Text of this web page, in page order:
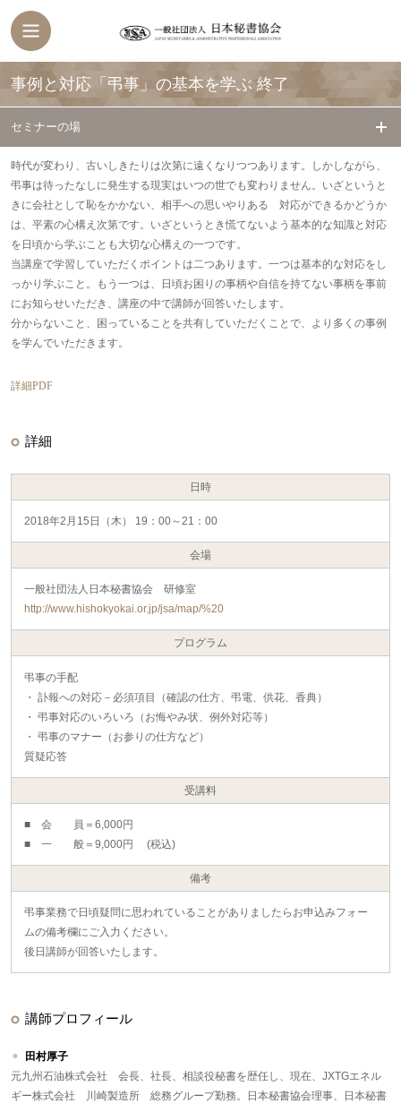
事例と対応「弔事」の基本を学ぶ 終了
セミナーの場
時代が変わり、古いしきたりは次第に遠くなりつつあります。しかしながら、
弔事は待ったなしに発生する現実はいつの世でも変わりません。いざというと
きに会社として恥をかかない、相手への思いやりある 対応ができるかどうか
は、平素の心構え次第です。いざというとき慌てないよう基本的な知識と対応
を日頃から学ぶことも大切な心構えの一つです。
当講座で学習していただくポイントは二つあります。一つは基本的な対応をし
っかり学ぶこと。もう一つは、日頃お困りの事柄や自信を持てない事柄を事前
にお知らせいただき、講座の中で講師が回答いたします。
分からないこと、困っていることを共有していただくことで、より多くの事例
を学んでいただきます。
詳細PDF
詳細
日時
2018年2月15日（木） 19：00～21：00
会場
一般社団法人日本秘書協会 研修室
http://www.hishokyokai.or.jp/jsa/map/%20
プログラム
弔事の手配
・ 訃報への対応－必須項目（確認の仕方、弔電、供花、香典）
・ 弔事対応のいろいろ（お悔やみ状、例外対応等）
・ 弔事のマナー（お参りの仕方など）
質疑応答
受講料
■ 会 員＝6,000円
■ 一 般＝9,000円 (税込)
備考
弔事業務で日頃疑問に思われていることがありましたらお申込みフォー
ムの備考欄にご入力ください。
後日講師が回答いたします。
講師プロフィール
田村厚子
元九州石油株式会社 会長、社長、相談役秘書を歴任し、現在、JXTGエネル
ギー株式会社 川崎製造所 総務グループ勤務。日本秘書協会理事、日本秘書